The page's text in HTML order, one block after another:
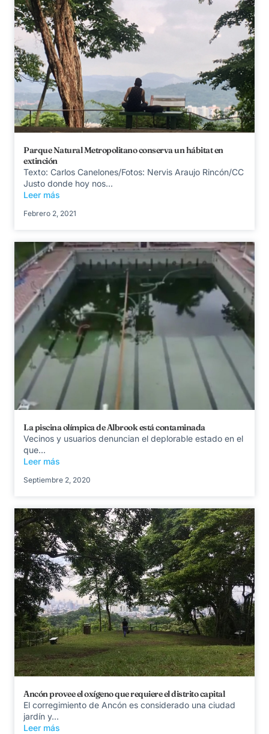
Parque Natural Metropolitano conserva un hábitat en
extinción
Texto: Carlos Canelones/Fotos: Nervis Araujo Rincón/CC
Justo donde hoy nos...
Leer más
Febrero 2, 2021
La piscina olímpica de Albrook está contaminada
Vecinos y usuarios denuncian el deplorable estado en el
que...
Leer más
Septiembre 2, 2020
Ancón provee el oxígeno que requiere el distrito capital
El corregimiento de Ancón es considerado una ciudad
jardín y...
Leer más